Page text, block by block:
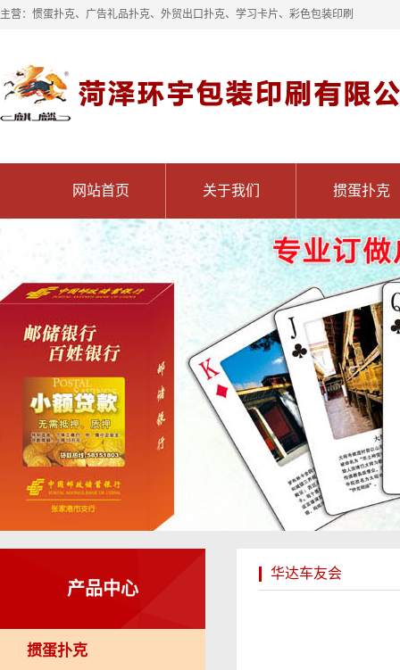
主营：惯蛋扑克、广告礼品扑克、外贸出口扑克、学习卡片、彩色包装印刷
网站首页 关于我们 掼蛋扑克
产品中心
掼蛋扑克
华达车友会